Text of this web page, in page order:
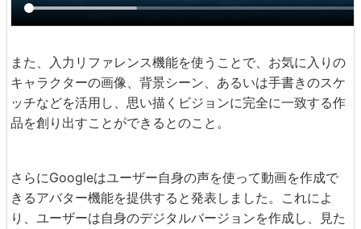
また、入力リファレンス機能を使うことで、お気に入りの
キャラクターの画像、背景シーン、あるいは手書きのスケ
ッチなどを活用し、思い描くビジョンに完全に一致する作
品を創り出すことができるとのこと。
さらにGoogleはユーザー自身の声を使って動画を作成で
きるアバター機能を提供すると発表しました。これによ
り、ユーザーは自身のデジタルバージョンを作成し、見た